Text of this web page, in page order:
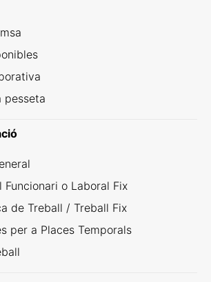
pesseta
Funcionari o Laboral Fix
de Treball / Treball Fix
per a Places Temporals